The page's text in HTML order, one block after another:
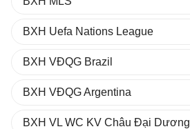
BXH Uefa Nations League
BXH VĐQG Brazil
BXH VĐQG Argentina
BXH VL WC KV Châu Đại Dương